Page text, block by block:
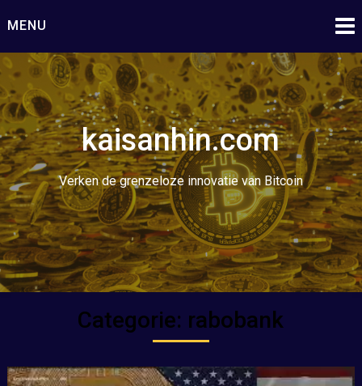
naar
inhoud
MENU
kaisanhin.com
Verken de grenzeloze innovatie van Bitcoin
Categorie: rabobank